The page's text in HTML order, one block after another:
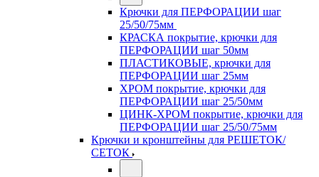
Крючки для ПЕРФОРАЦИИ шаг
25/50/75мм
КРАСКА покрытие, крючки для
ПЕРФОРАЦИИ шаг 50мм
ПЛАСТИКОВЫЕ, крючки для
ПЕРФОРАЦИИ шаг 25мм
ХРОМ покрытие, крючки для
ПЕРФОРАЦИИ шаг 25/50мм
ЦИНК-ХРОМ покрытие, крючки для
ПЕРФОРАЦИИ шаг 25/50/75мм
Крючки и кронштейны для РЕШЕТОК/
СЕТОК